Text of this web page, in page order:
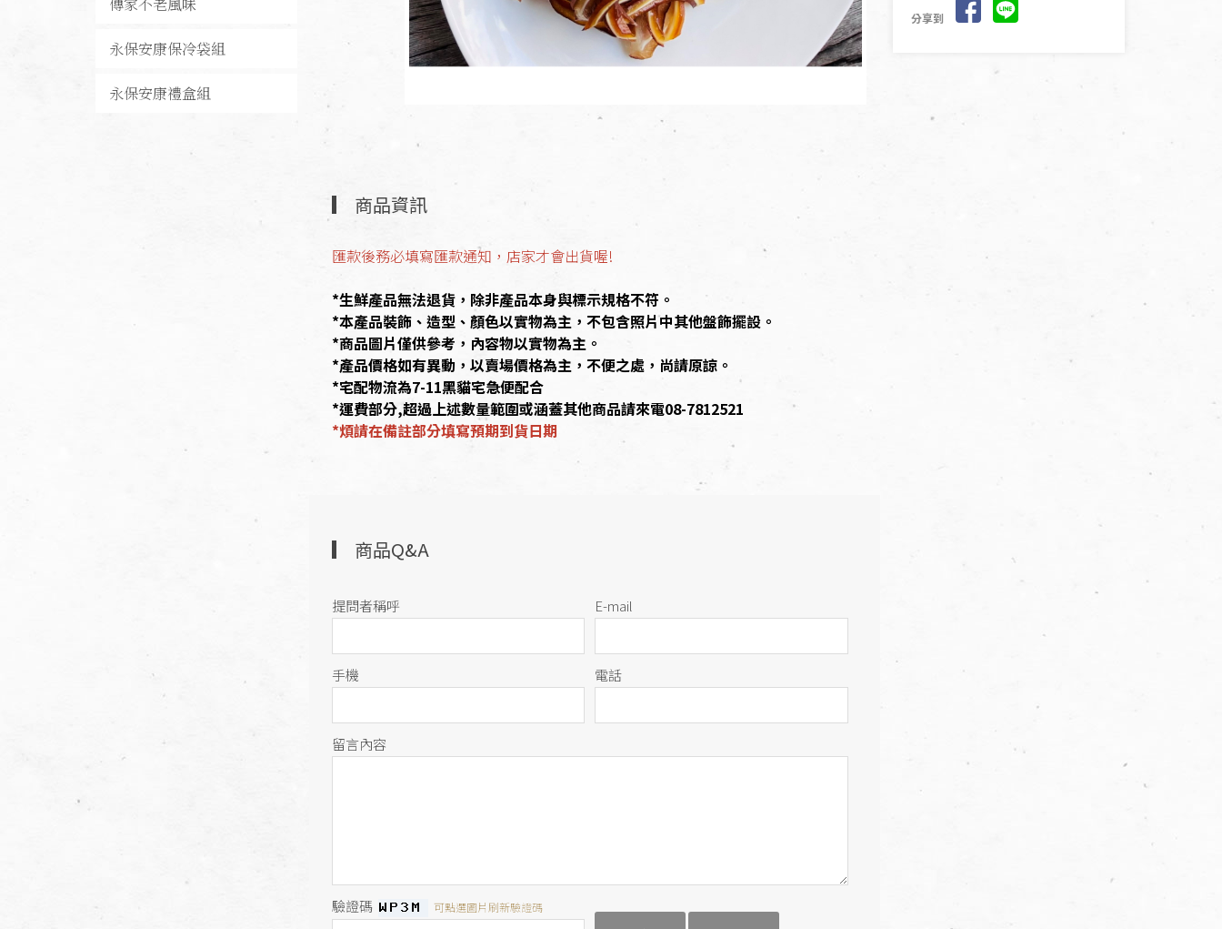
永保安康保冷袋組
永保安康禮盒組
商品資訊
匯款後務必填寫匯款通知，店家才會出貨喔!
*生鮮產品無法退貨，除非產品本身與標示規格不符。
*本產品裝飾、造型、顏色以實物為主，不包含照片中其他盤飾擺設。
*商品圖片僅供參考，內容物以實物為主。
*產品價格如有異動，以賣場價格為主，不便之處，尚請原諒。
*宅配物流為7-11黑貓宅急便配合
*運費部分,超過上述數量範圍或涵蓋其他商品請來電08-7812521
*煩請在備註部分填寫預期到貨日期
商品Q&A
提問者稱呼 E-mail
手機 電話
留言內容
驗證碼 可點選圖片刷新驗證碼
分享到